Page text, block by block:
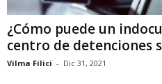
¿Cómo puede un
centro de detenciones
Vilma Filici - Dic 31, 2021